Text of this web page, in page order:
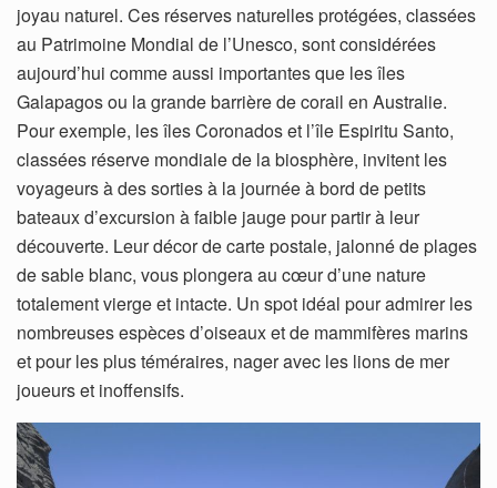
joyau naturel. Ces réserves naturelles protégées, classées
au Patrimoine Mondial de l’Unesco, sont considérées
aujourd’hui comme aussi importantes que les îles
Galapagos ou la grande barrière de corail en Australie.
Pour exemple, les îles Coronados et l’île Espiritu Santo,
classées réserve mondiale de la biosphère, invitent les
voyageurs à des sorties à la journée à bord de petits
bateaux d’excursion à faible jauge pour partir à leur
découverte. Leur décor de carte postale, jalonné de plages
de sable blanc, vous plongera au cœur d’une nature
totalement vierge et intacte. Un spot idéal pour admirer les
nombreuses espèces d’oiseaux et de mammifères marins
et pour les plus téméraires, nager avec les lions de mer
joueurs et inoffensifs.